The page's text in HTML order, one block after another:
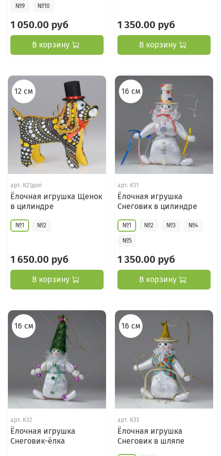
№9 №10
1 050.00 руб
В корзину
1 350.00 руб
В корзину
12 см
арт. К21доп
Ёлочная игрушка Щенок
в цилиндре
№1 №2
1 650.00 руб
В корзину
16 см
арт. К31
Ёлочная игрушка
Снеговик в цилиндре
№1 №2 №3 №4
№5
1 350.00 руб
В корзину
16 см
арт. К32
Ёлочная игрушка
Снеговик-ёлка
16 см
арт. К33
Ёлочная игрушка
Снеговик в шляпе